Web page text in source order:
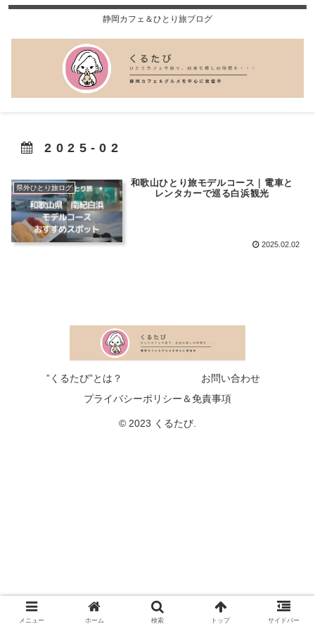
静岡カフェ＆ひとり旅ブログ
2025-02
県外ひとり旅ログ
和歌山ひとり旅モデルコース｜電車と
レンタカーで巡る白浜観光
2025.02.02
”くるたび”とは？
お問い合わせ
プライバシーポリシー＆免責事項
© 2023 くるたび.
メニュー ホーム 検索 トップ サイドバー